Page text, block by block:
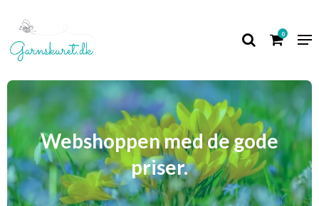
0
Webshoppen med de gode
priser.